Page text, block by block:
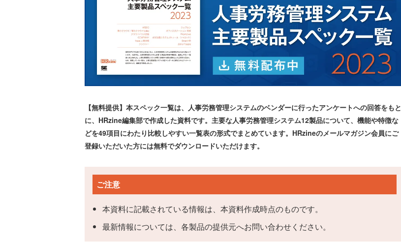
【無料提供】本スペック一覧は、人事労務管理システムのベンダーに行ったアンケートへの回答をもと
に、HRzine編集部で作成した資料です。主要な人事労務管理システム12製品について、機能や特徴な
どを49項目にわたり比較しやすい一覧表の形式でまとめています。HRzineのメールマガジン会員にご
登録いただいた方には無料でダウンロードいただけます。
ご注意
本資料に記載されている情報は、本資料作成時点のものです。
最新情報については、各製品の提供元へお問い合わせください。